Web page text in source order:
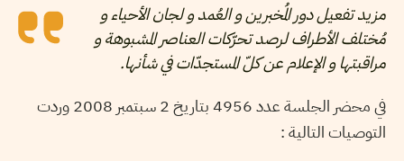
مزيد تفعيل دور المُخبرين و العُمد و لجان الأحياء و
مُختلف الأطراف لرصد تحرّكات العناصر المشبوهة و
مراقبتها و الإعلام عن كلّ المستجدّات في شأنها.
في محضر الجلسة عدد 4956 بتاريخ 2 سبتمبر 2008 وردت
التوصيات التالية :